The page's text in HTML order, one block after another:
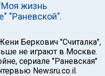
жизнь
"Раневской".
Беркович "Считалка",
не играют в Москве.
сериале "Раневская"
Newsru.co.il.